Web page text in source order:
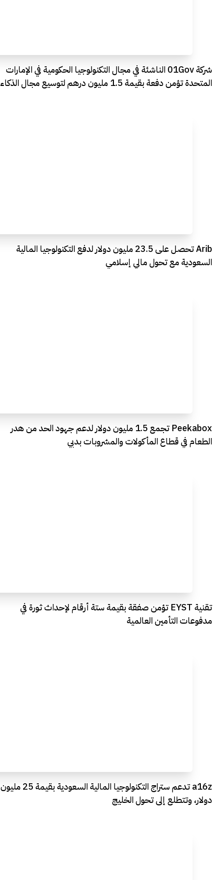
شركة 01Gov الناشئة في مجال التكنولوجيا الحكومية في الإمارات
المتحدة تؤمن دفعة بقيمة 1.5 مليون درهم لتوسيع مجال الذكاء
Arib تحصل على 23.5 مليون دولار لدفع التكنولوجيا المالية
السعودية مع تحول مالي إسلامي
Peekabox تجمع 1.5 مليون دولار لدعم جهود الحد من هدر
الطعام في قطاع المأكولات والمشروبات بدبي
تقنية EYST تؤمن صفقة بقيمة ستة أرقام لإحداث ثورة في
مدفوعات التأمين العالمية
a16z تدعم ستراج التكنولوجيا المالية السعودية بقيمة 25 مليون
دولار، وتتطلع إلى تحول الخليج